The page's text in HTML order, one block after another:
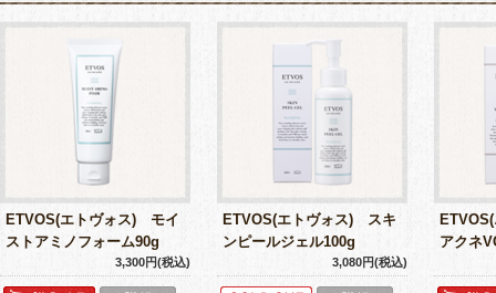
ETVOS(エトヴォス) モイ
ストアミノフォーム90g
3,300円(税込)
ETVOS(エトヴォス) スキ
ンピールジェル100g
3,080円(税込)
アクネ